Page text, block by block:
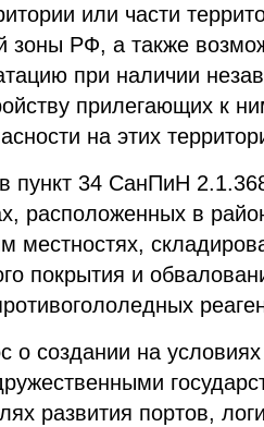
или части
зоны РФ, а также
при наличии
прилегающих к
на этих
пункт 34 СанПиН
расположенных в
местностях,
покрытия и
о создании на
развития портов,